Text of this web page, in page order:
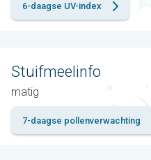
6-daagse UV-index
Stuifmeelinfo
matig
7-daagse pollenverwachting